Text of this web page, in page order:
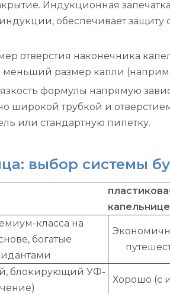
Индукционная
обеспечивает защиту
отверстия наконечника
размер капли
формулы напрямую
широкой трубкой и
или стандартную пипетку.
выбор системы
класса на
богатые
блокирующий УФ-
Хорошо (с